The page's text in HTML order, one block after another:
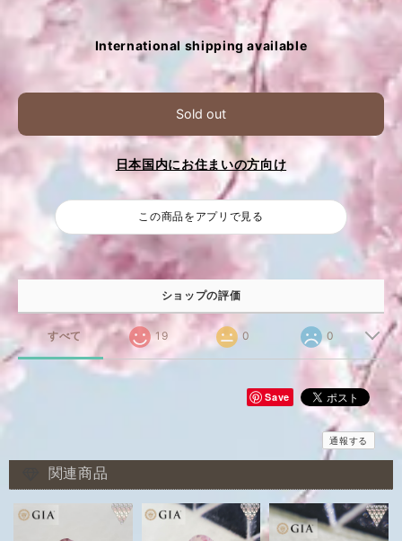
International shipping available
Sold out
日本国内にお住まいの方向け
この商品をアプリで見る
ショップの評価
すべて 19 0 0
Save
通報する
関連商品